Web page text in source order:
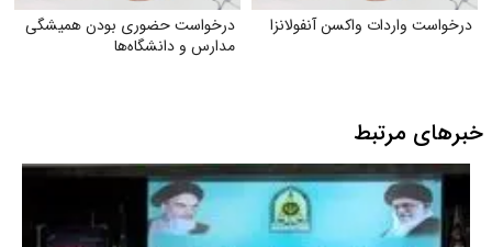
درخواست واردات واکسن آنفولانزا
درخواست حضوری بودن همیشگی
مدارس و دانشگاه‌ها
خبرهای مرتبط